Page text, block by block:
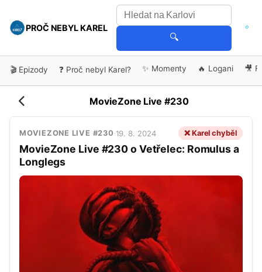
PROČ NEBYL KAREL
🔍
🎬 Epizody ❓ Proč nebyl Karel? ✨ Momenty 🔥 Logani 🎥
MovieZone Live #230
MOVIEZONE LIVE #230 ·19. 8. 2024 ❌ Karel chyběl
MovieZone Live #230 o Vetřelec: Romulus a
Longlegs